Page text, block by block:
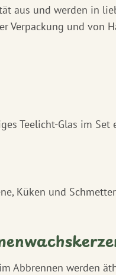
aus und werden in
und von
Teelicht-Glas im Set
Küken und
Abbrennen werden